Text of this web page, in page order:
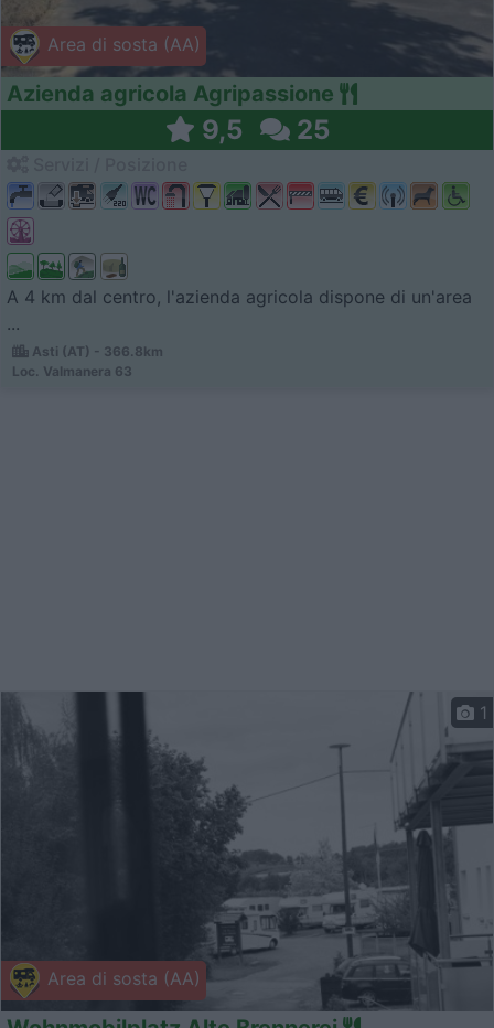
Area di sosta (AA)
Azienda agricola Agripassione
9,5 25
A 4 km dal centro, l'azienda agricola dispone di un'area
...
Asti (AT) - 366.8km
Loc. Valmanera 63
Area di sosta (AA)
1